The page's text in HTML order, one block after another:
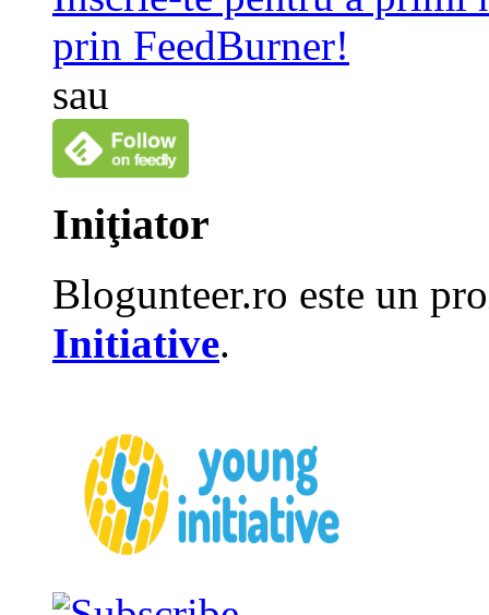
prin FeedBurner!
sau
Iniţiator
Blogunteer.ro este un
Initiative.